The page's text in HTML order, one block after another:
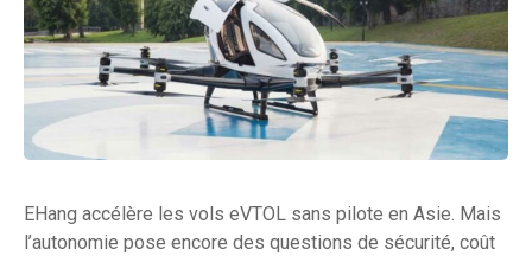
EHang accélère les vols eVTOL sans pilote en Asie. Mais
l’autonomie pose encore des questions de sécurité, coût